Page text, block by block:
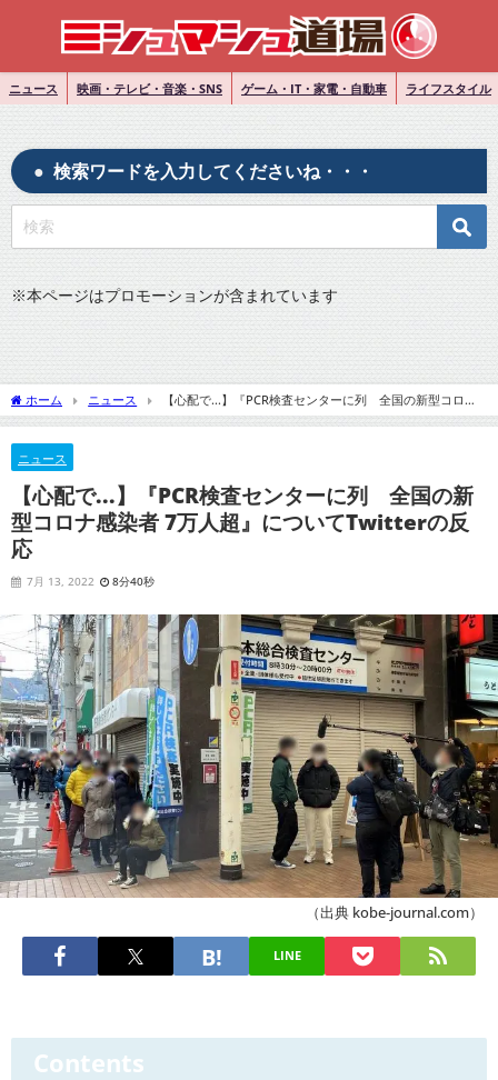
ニュース 映画・テレビ・音楽・SNS ゲーム・IT・家電・自動車 ライフスタイル
検索ワードを入力してくださいね・・・
※本ページはプロモーションが含まれています
ホーム ニュース
【心配で...】『PCR検査センターに列 全国の新型コロナ
感染者 7万人超』についてTwitterの反応
ニュース
【心配で...】『PCR検査センターに列 全国の新
型コロナ感染者 7万人超』についてTwitterの反
応
7月 13, 2022 8分40秒
（出典 kobe-journal.com）
LINE
Contents